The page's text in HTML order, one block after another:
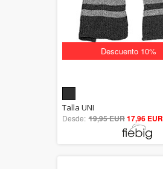
Descuento 10%
out of 5
Talla UNI
Desde: 19,95 EUR17,96 EUR